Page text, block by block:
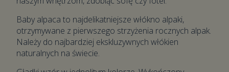
Baby alpaca to najdelikatniejsze włókno alpaki,
otrzymywane z pierwszego strzyżenia rocznych alpak.
Należy do najbardziej ekskluzywnych włókien
naturalnych na świecie.